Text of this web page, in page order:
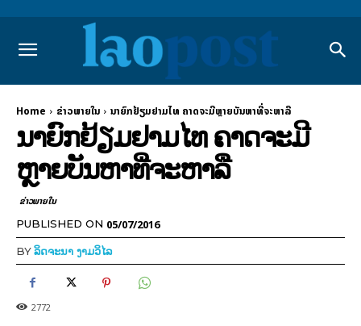
Home ຂ່າວພາຍ​ໃນ ນາຍົກຢ້ຽມຢາມໄທ ຄາດຈະມີຫຼາຍບັນຫາທີ່ຈະຫາລື
ນາຍົກຢ້ຽມຢາມໄທ ຄາດຈະມີ
ຫຼາຍບັນຫາທີ່ຈະຫາລື
ຂ່າວພາຍ​ໃນ
PUBLISHED ON 05/07/2016
BYລິດຈະນາ ງາມວິໄລ
2772